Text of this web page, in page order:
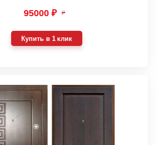
95000 ₽ ₽
Купить в 1 клик